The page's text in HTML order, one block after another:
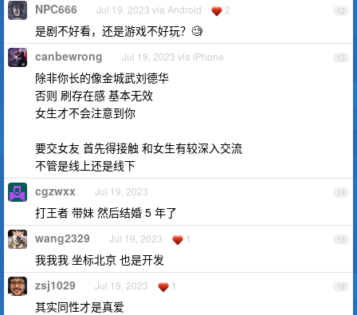
12
NPC666 Jul 19, 2023 via Android 2
是剧不好看，还是游戏不好玩？🧐
13
canbewrong Jul 19, 2023 via iPhone
除非你长的像金城武刘德华
否则 刷存在感 基本无效
女生才不会注意到你
要交女友 首先得接触 和女生有较深入交流
不管是线上还是线下
14
cgzwxx Jul 19, 2023
打王者 带妹 然后结婚 5 年了
15
wang2329 Jul 19, 2023 1
我我我 坐标北京 也是开发
16
zsj1029 Jul 19, 2023 1
其实同性才是真爱